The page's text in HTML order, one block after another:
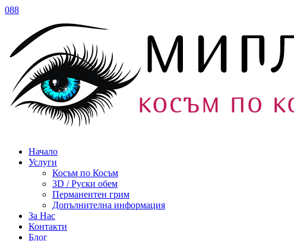
088
Начало
Услуги
Косъм по Косъм
3D / Руски обем
Перманентен грим
Допълнителна информация
За Нас
Контакти
Блог